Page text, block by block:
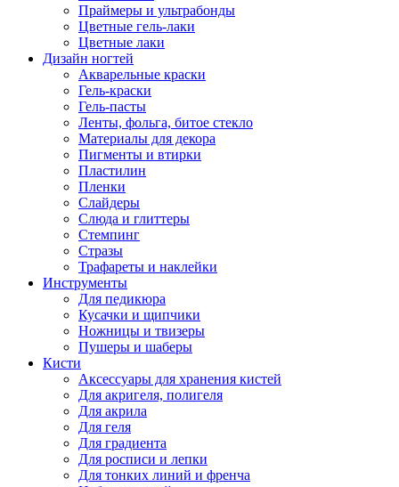
Праймеры и ультрабонды
Цветные гель-лаки
Цветные лаки
Дизайн ногтей
Акварельные краски
Гель-краски
Гель-пасты
Ленты, фольга, битое стекло
Материалы для декора
Пигменты и втирки
Пластилин
Пленки
Слайдеры
Слюда и глиттеры
Стемпинг
Стразы
Трафареты и наклейки
Инструменты
Для педикюра
Кусачки и щипчики
Ножницы и твизеры
Пушеры и шаберы
Кисти
Аксессуары для хранения кистей
Для акригеля, полигеля
Для акрила
Для геля
Для градиента
Для росписи и лепки
Для тонких линий и френча